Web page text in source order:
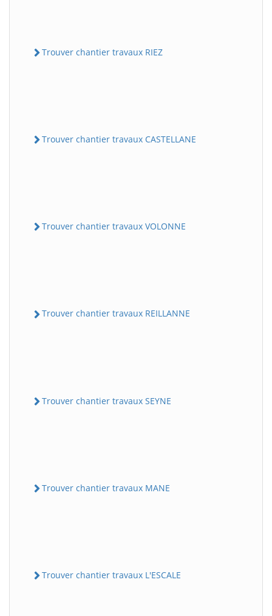
Trouver chantier travaux RIEZ
Trouver chantier travaux CASTELLANE
Trouver chantier travaux VOLONNE
Trouver chantier travaux REILLANNE
Trouver chantier travaux SEYNE
Trouver chantier travaux MANE
Trouver chantier travaux L'ESCALE